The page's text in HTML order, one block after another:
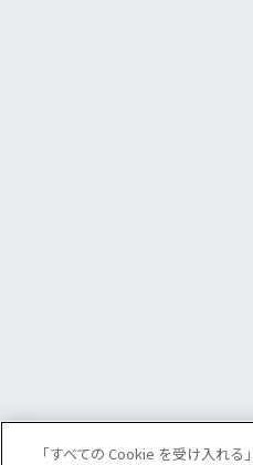
「すべての Cookie を受け入れ